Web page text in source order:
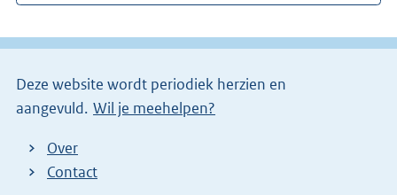
l
n
Deze website wordt periodiek herzien en
aangevuld. Wil je meehelpen?
Over
Contact